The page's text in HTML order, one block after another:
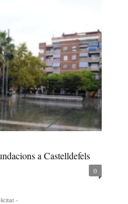
a Castelldefels
0
-